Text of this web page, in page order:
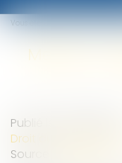
Vous êtes ici :Accueil
Mettre
Publié le :
Droit du travail -
Source :